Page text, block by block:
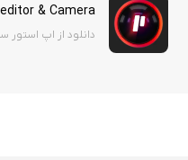
& Camera
دانلود از اپ استور